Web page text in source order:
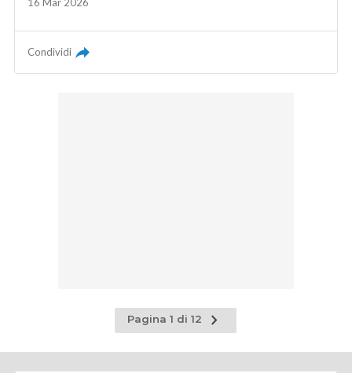
Condividi
Pagina 1 di 12
Pagina
successiva